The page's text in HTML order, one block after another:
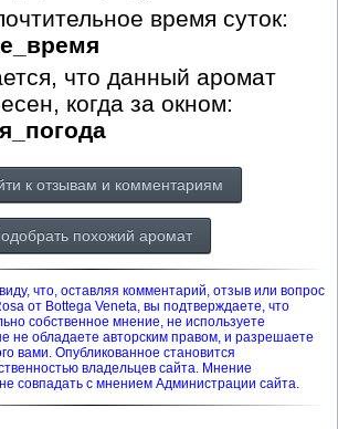
время суток:
что данный аромат
когда за окном:
к отзывам и комментариям
похожий аромат
что, оставляя комментарий, отзыв или вопрос
от Bottega Veneta, вы подтверждаете, что
собственное мнение, не используете
не обладаете авторским правом, и разрешаете
вами. Опубликованное становится
владельцев сайта. Мнение
совпадать с мнением Администрации сайта.